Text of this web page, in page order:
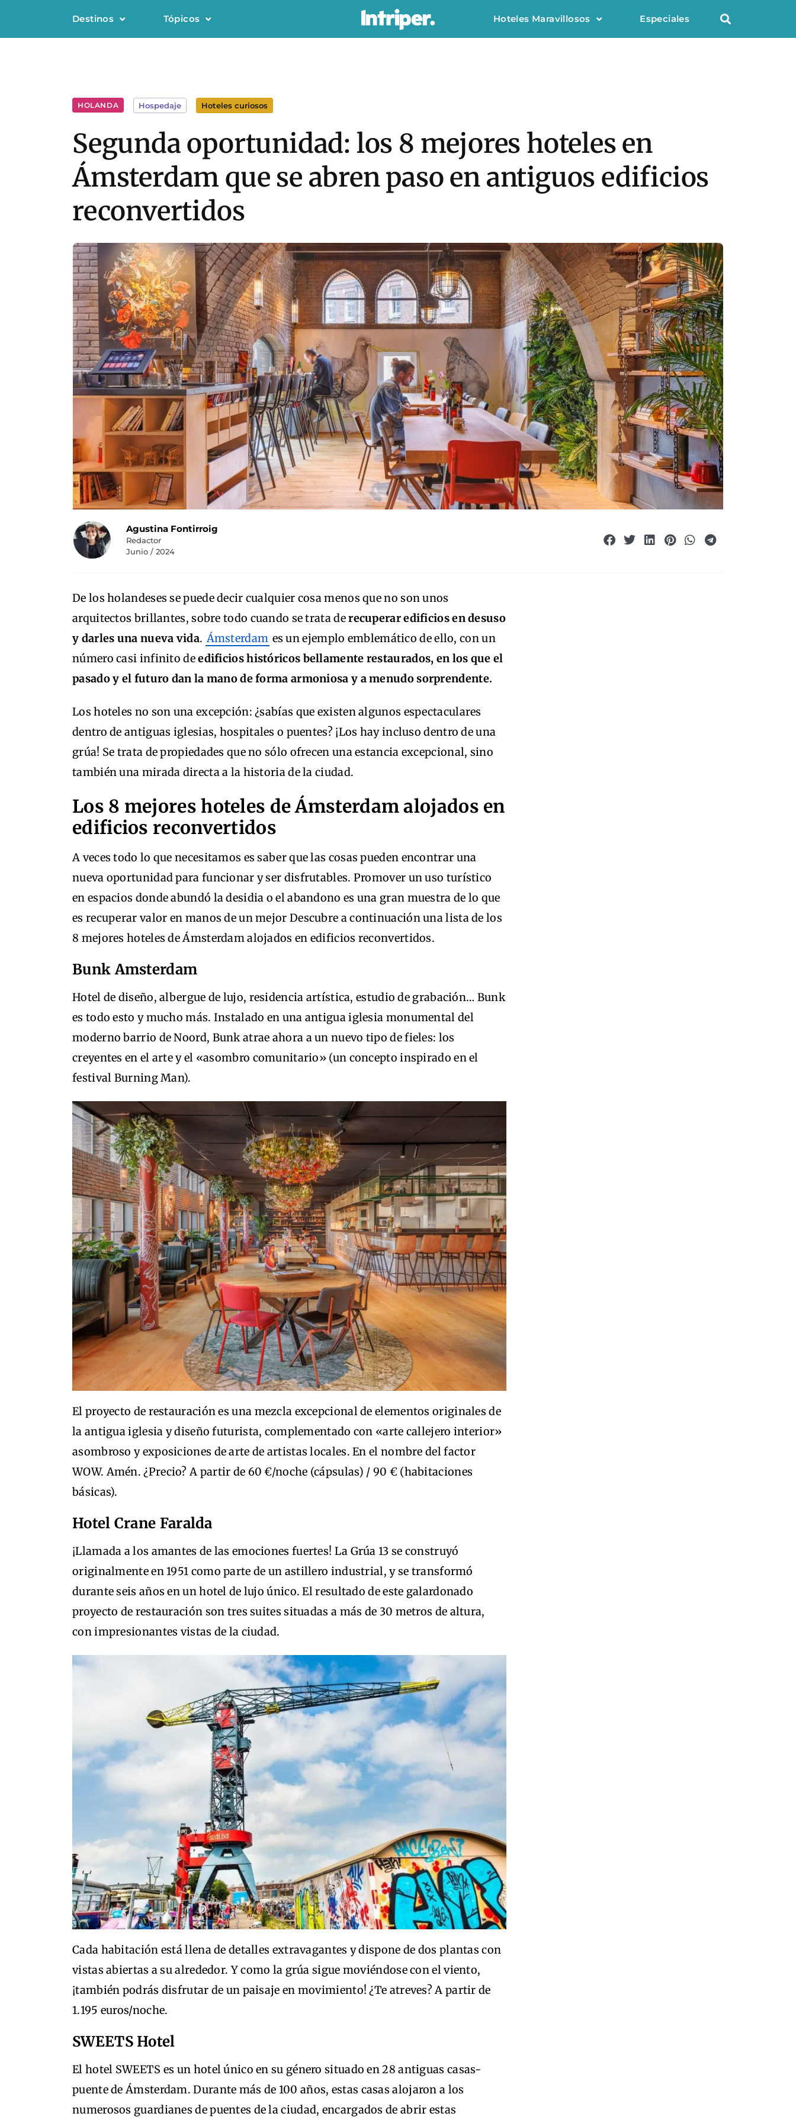
Destinos Tópicos Hoteles Maravillosos Especiales
HOLANDA Hospedaje Hoteles curiosos
Segunda oportunidad: los 8 mejores hoteles en
Ámsterdam que se abren paso en antiguos edificios
reconvertidos
Agustina Fontirroig
Redactor
Junio / 2024
De los holandeses se puede decir cualquier cosa menos que no son unos
arquitectos brillantes, sobre todo cuando se trata derecuperar edificios en desuso
y darles una nueva vida. Ámsterdam es un ejemplo emblemático de ello, con un
número casi infinito deedificios históricos bellamente restaurados, en los que el
pasado y el futuro dan la mano de forma armoniosa y a menudo sorprendente.
Los hoteles no son una excepción: ¿sabías que existen algunos espectaculares
dentro de antiguas iglesias, hospitales o puentes? ¡Los hay incluso dentro de una
grúa! Se trata de propiedades que no sólo ofrecen una estancia excepcional, sino
también una mirada directa a la historia de la ciudad.
Los 8 mejores hoteles de Ámsterdam alojados en
edificios reconvertidos
A veces todo lo que necesitamos es saber que las cosas pueden encontrar una
nueva oportunidad para funcionar y ser disfrutables. Promover un uso turístico
en espacios donde abundó la desidia o el abandono es una gran muestra de lo que
es recuperar valor en manos de un mejor Descubre a continuación una lista de los
8 mejores hoteles de Ámsterdam alojados en edificios reconvertidos.
Bunk Amsterdam
Hotel de diseño, albergue de lujo, residencia artística, estudio de grabación… Bunk
es todo esto y mucho más. Instalado en una antigua iglesia monumental del
moderno barrio de Noord, Bunk atrae ahora a un nuevo tipo de fieles: los
creyentes en el arte y el «asombro comunitario» (un concepto inspirado en el
festival Burning Man).
El proyecto de restauración es una mezcla excepcional de elementos originales de
la antigua iglesia y diseño futurista, complementado con «arte callejero interior»
asombroso y exposiciones de arte de artistas locales. En el nombre del factor
WOW. Amén. ¿Precio? A partir de 60 €/noche (cápsulas) / 90 € (habitaciones
básicas).
Hotel Crane Faralda
¡Llamada a los amantes de las emociones fuertes! La Grúa 13 se construyó
originalmente en 1951 como parte de un astillero industrial, y se transformó
durante seis años en un hotel de lujo único. El resultado de este galardonado
proyecto de restauración son tres suites situadas a más de 30 metros de altura,
con impresionantes vistas de la ciudad.
Cada habitación está llena de detalles extravagantes y dispone de dos plantas con
vistas abiertas a su alrededor. Y como la grúa sigue moviéndose con el viento,
¡también podrás disfrutar de un paisaje en movimiento! ¿Te atreves? A partir de
1.195 euros/noche.
SWEETS Hotel
El hotel SWEETS es un hotel único en su género situado en 28 antiguas casas-
puente de Ámsterdam. Durante más de 100 años, estas casas alojaron a los
numerosos guardianes de puentes de la ciudad, encargados de abrir estas